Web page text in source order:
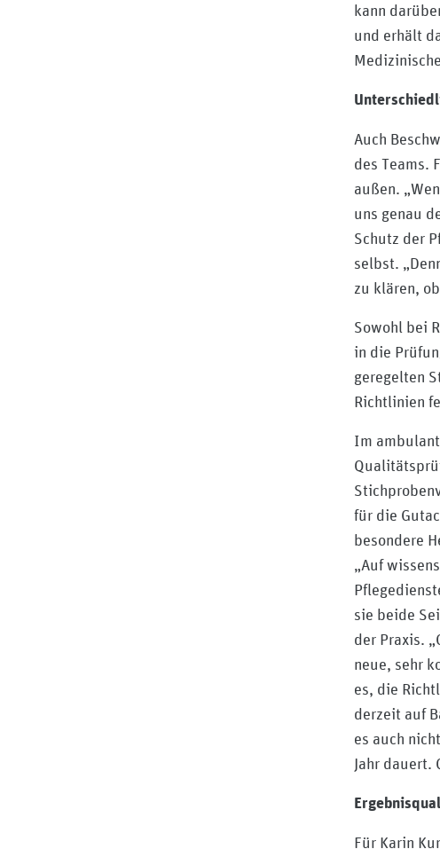
kann
und erhält
Auch
des Teams.
außen.
uns genau
Schutz der
selbst.
zu klären,
Sowohl bei
in die
geregelten
Richtlinien
Im
für die
besondere
„Auf
sie beide
der Praxis.
neue, sehr
es, die
derzeit auf
es auch
Jahr dauert.
Für Karin